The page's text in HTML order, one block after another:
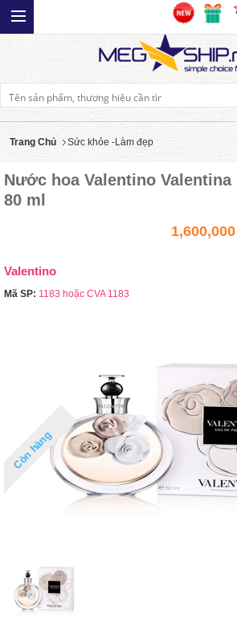
Trang Chủ Sức khỏe -Làm đẹp
Nước hoa Valentino Valentina
80 ml
Valentino
Mã SP: 1183 hoặc CVA 1183
Còn hàng